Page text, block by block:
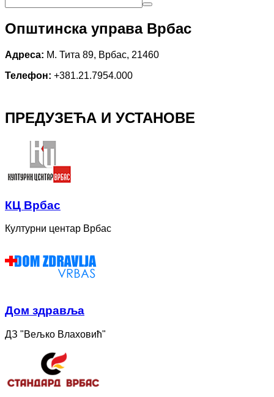
Општинска управа Врбас
Адреса: М. Тита 89, Врбас, 21460
Телефон: +381.21.7954.000
ПРЕДУЗЕЋА И УСТАНОВЕ
КЦ Врбас
Културни центар Врбас
Дом здравља
ДЗ "Вељко Влаховић"